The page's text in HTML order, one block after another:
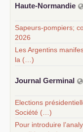
Haute-Normandie
Sapeurs-pompiers;
2026
Les Argentins
la (…)
Journal Germinal
Elections
Société (…)
Pour introduire